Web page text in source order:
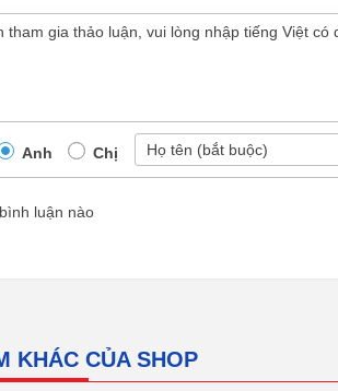
Anh Chị
luận nào
KHÁC CỦA SHOP